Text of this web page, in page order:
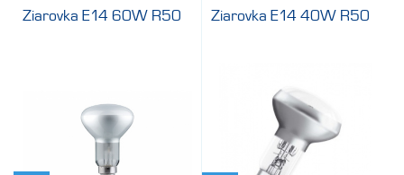
Ziarovka E14 60W R50 Ziarovka E14 40W R50